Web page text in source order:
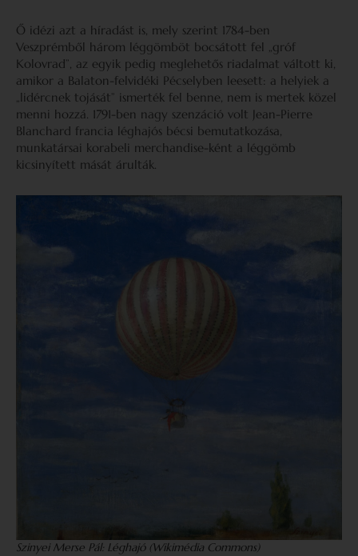
Ő idézi azt a híradást is, mely szerint 1784-ben
Veszprémből három léggömböt bocsátott fel „gróf
Kolovrad”, az egyik pedig meglehetős riadalmat váltott ki,
amikor a Balaton-felvidéki Pécselyben leesett: a helyiek a
„lidércnek tojását” ismerték fel benne, nem is mertek közel
menni hozzá. 1791-ben nagy szenzáció volt Jean-Pierre
Blanchard francia léghajós bécsi bemutatkozása,
munkatársai korabeli merchandise-ként a léggömb
kicsinyített mását árulták.
Szinyei Merse Pál: Léghajó (Wikimédia Commons)